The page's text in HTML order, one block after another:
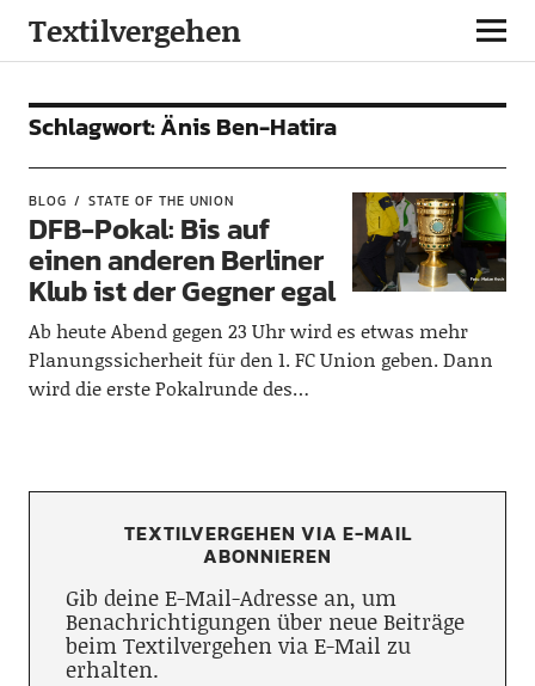
Textilvergehen
Schlagwort:Änis Ben-Hatira
BLOG STATE OF THE UNION
DFB-Pokal: Bis auf
einen anderen Berliner
Klub ist der Gegner egal
Ab heute Abend gegen 23 Uhr wird es etwas mehr
Planungssicherheit für den 1. FC Union geben. Dann
wird die erste Pokalrunde des…
TEXTILVERGEHEN VIA E-MAIL
ABONNIEREN
Gib deine E-Mail-Adresse an, um
Benachrichtigungen über neue Beiträge
beim Textilvergehen via E-Mail zu
erhalten.